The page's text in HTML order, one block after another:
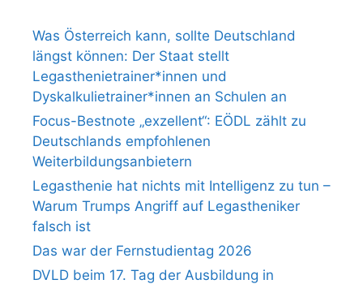
Was Österreich kann, sollte Deutschland
längst können: Der Staat stellt
Legasthenietrainer*innen und
Dyskalkulietrainer*innen an Schulen an
Focus-Bestnote „exzellent“: EÖDL zählt zu
Deutschlands empfohlenen
Weiterbildungsanbietern
Legasthenie hat nichts mit Intelligenz zu tun –
Warum Trumps Angriff auf Legastheniker
falsch ist
Das war der Fernstudientag 2026
DVLD beim 17. Tag der Ausbildung in